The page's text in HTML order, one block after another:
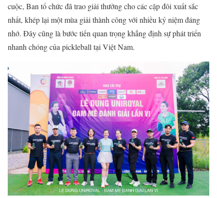
cuộc, Ban tổ chức đã trao giải thưởng cho các cặp đôi xuất sắc
nhất, khép lại một mùa giải thành công với nhiều kỷ niệm đáng
nhớ. Đây cũng là bước tiến quan trọng khẳng định sự phát triển
nhanh chóng của pickleball tại Việt Nam.